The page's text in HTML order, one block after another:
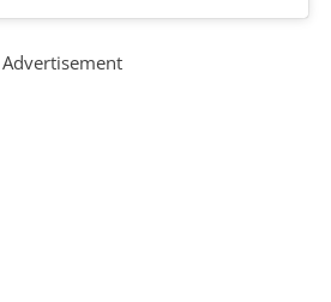
Advertisement